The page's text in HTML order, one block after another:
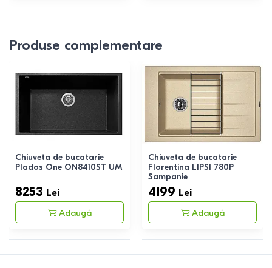
Produse complementare
Chiuveta de bucatarie
Plados One ON8410ST UM
8253 Lei
Adaugă
Chiuveta de bucatarie
Florentina LIPSI 780P
Sampanie
4199 Lei
Adaugă